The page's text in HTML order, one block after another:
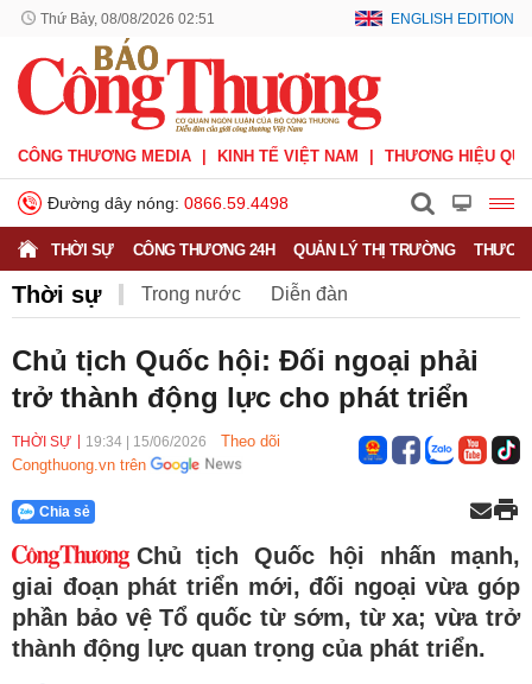
Thứ Bảy, 08/08/2026 02:51 ENGLISH EDITION
CÔNG THƯƠNG MEDIA KINH TẾ VIỆT NAM THƯƠNG HIỆU
Đường dây nóng: 0866.59.4498
THỜI SỰ CÔNG THƯƠNG 24H QUẢN LÝ THỊ TRƯỜNG
Thời sự Trong nước Diễn đàn
Bầu cử Quốc hội Khoá XVI
Chủ tịch Quốc hội: Đối ngoại phải
trở thành động lực cho phát triển
THỜI SỰ 19:34 15/06/2026
Theo dõi
Congthuong.vn trên
Chia sẻ
Chủ tịch Quốc hội nhấn mạnh,
giai đoạn phát triển mới, đối ngoại vừa góp
phần bảo vệ Tổ quốc từ sớm, từ xa; vừa trở
thành động lực quan trọng của phát triển.